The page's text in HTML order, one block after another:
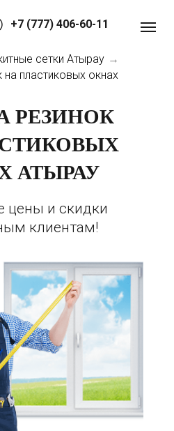
+7 (777) 406-60-11
сетки Атырау →
пластиковых окнах
РЕЗИНОК
АТЫРАУ
цены и скидки
клиентам!